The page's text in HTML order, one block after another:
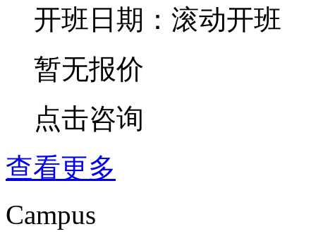
开班日期：滚动开班
暂无报价
点击咨询
查看更多
Campus